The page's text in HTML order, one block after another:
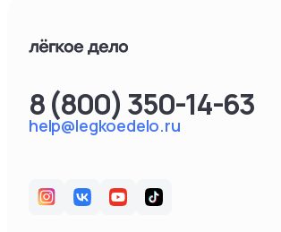
help@legkoedelo.ru
8 (800) 350-14-63